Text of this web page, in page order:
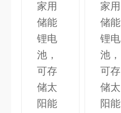
家用
储能
锂电
池，
可存
储太
阳能
家用
储能
锂电
池，
可存
储太
阳能